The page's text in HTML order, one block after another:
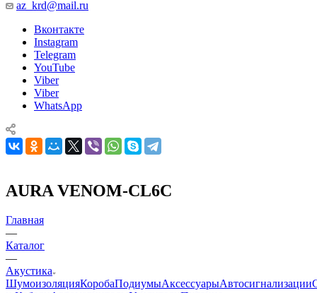
az_krd@mail.ru
Вконтакте
Instagram
Telegram
YouTube
Viber
Viber
WhatsApp
AURA VENOM-CL6C
Главная
—
Каталог
—
Акустика
ШумоизоляцияКоробаПодиумыАксессуарыАвтосигнализации